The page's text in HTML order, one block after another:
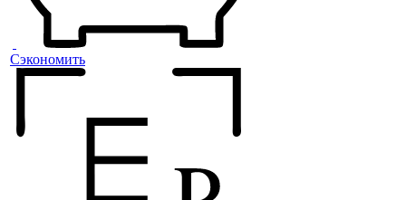
Сэкономить